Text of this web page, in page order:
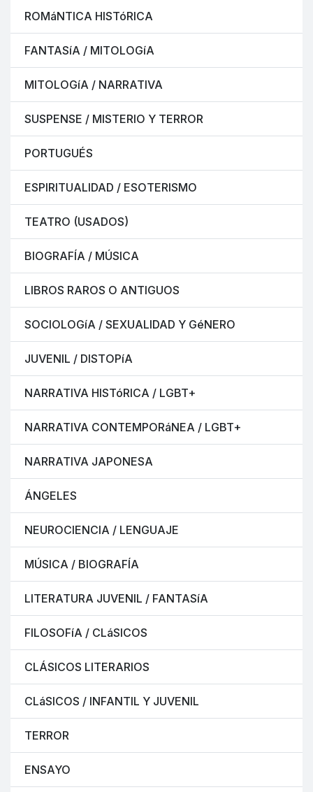
ROMáNTICA HISTóRICA
FANTASíA / MITOLOGíA
MITOLOGíA / NARRATIVA
SUSPENSE / MISTERIO Y TERROR
PORTUGUÉS
ESPIRITUALIDAD / ESOTERISMO
TEATRO (USADOS)
BIOGRAFÍA / MÚSICA
LIBROS RAROS O ANTIGUOS
SOCIOLOGíA / SEXUALIDAD Y GéNERO
JUVENIL / DISTOPíA
NARRATIVA HISTóRICA / LGBT+
NARRATIVA CONTEMPORáNEA / LGBT+
NARRATIVA JAPONESA
ÁNGELES
NEUROCIENCIA / LENGUAJE
MÚSICA / BIOGRAFÍA
LITERATURA JUVENIL / FANTASíA
FILOSOFíA / CLáSICOS
CLÁSICOS LITERARIOS
CLáSICOS / INFANTIL Y JUVENIL
TERROR
ENSAYO